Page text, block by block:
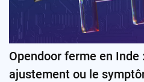
Opendoor ferme en Inde
ajustement ou le